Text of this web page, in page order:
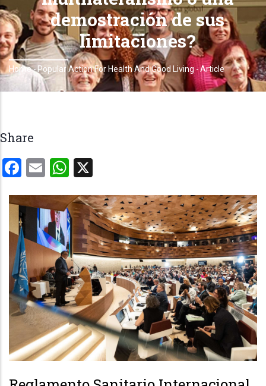
demostración de sus
limitaciones?
Breadcrumb
Home-Popular Action For Health And Good Living -Article
Share
Facebook
EmailWhatsApp